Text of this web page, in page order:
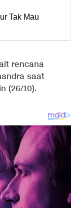
Tak Mau
rencana
saat
(26/10).